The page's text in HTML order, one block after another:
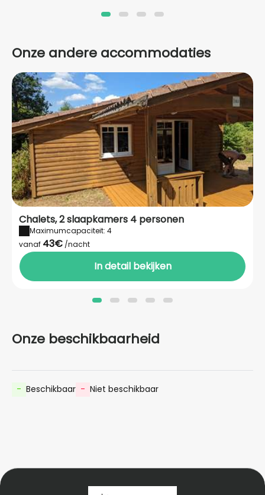
Onze andere accommodaties
Chalets, 2 slaapkamers 4 personen
Maximumcapaciteit: 4
vanaf 43€ /nacht
In detail bekijken
Onze beschikbaarheid
- Beschikbaar - Niet beschikbaar